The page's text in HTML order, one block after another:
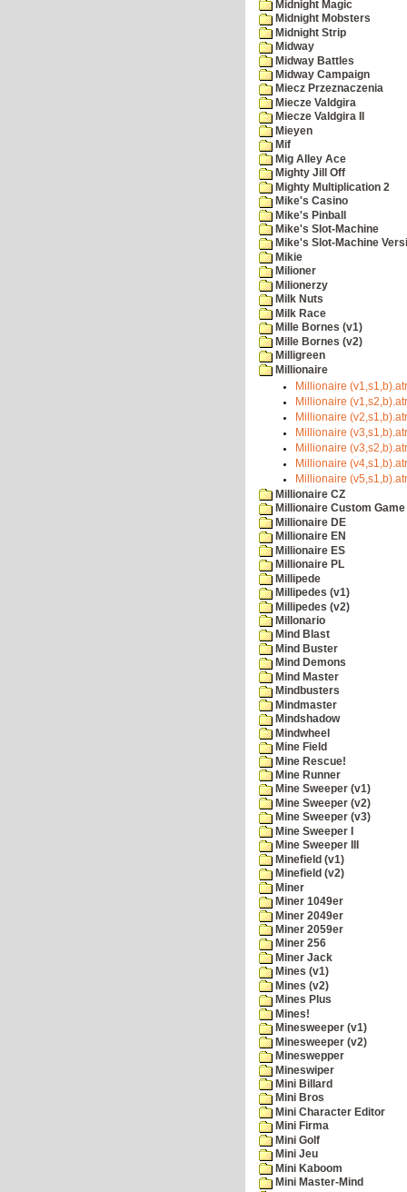
Midnight Magic
Midnight Mobsters
Midnight Strip
Midway
Midway Battles
Midway Campaign
Miecz Przeznaczenia
Miecze Valdgira
Miecze Valdgira II
Mieyen
Mif
Mig Alley Ace
Mighty Jill Off
Mighty Multiplication 2
Mike's Casino
Mike's Pinball
Mike's Slot-Machine
Mike's Slot-Machine
Mikie
Milioner
Milionerzy
Milk Nuts
Milk Race
Mille Bornes (v1)
Mille Bornes (v2)
Milligreen
Millionaire
Millionaire (v1,s1,b).atr
Millionaire (v1,s2,b).atr
Millionaire (v2,s1,b).atr
Millionaire (v3,s1,b).atr
Millionaire (v3,s2,b).atr
Millionaire (v4,s1,b).atr
Millionaire (v5,s1,b).atr
Millionaire CZ
Millionaire Custom
Millionaire DE
Millionaire EN
Millionaire ES
Millionaire PL
Millipede
Millipedes (v1)
Millipedes (v2)
Millonario
Mind Blast
Mind Buster
Mind Demons
Mind Master
Mindbusters
Mindmaster
Mindshadow
Mindwheel
Mine Field
Mine Rescue!
Mine Runner
Mine Sweeper (v1)
Mine Sweeper (v2)
Mine Sweeper (v3)
Mine Sweeper I
Mine Sweeper III
Minefield (v1)
Minefield (v2)
Miner
Miner 1049er
Miner 2049er
Miner 2059er
Miner 256
Miner Jack
Mines (v1)
Mines (v2)
Mines Plus
Mines!
Minesweeper (v1)
Minesweeper (v2)
Mineswepper
Mineswiper
Mini Billard
Mini Bros
Mini Character Editor
Mini Firma
Mini Golf
Mini Jeu
Mini Kaboom
Mini Master-Mind